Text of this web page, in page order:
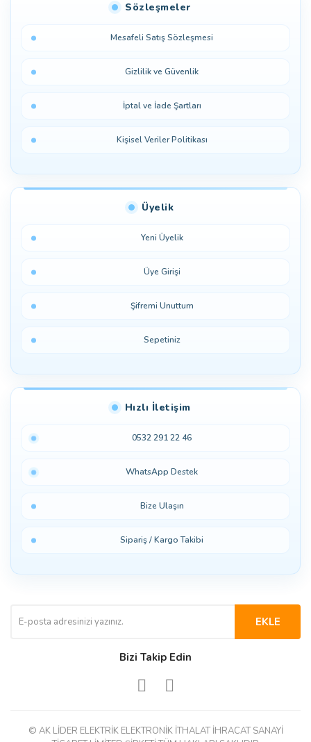
Sözleşmeler
Mesafeli Satış Sözleşmesi
Gizlilik ve Güvenlik
İptal ve İade Şartları
Kişisel Veriler Politikası
Üyelik
Yeni Üyelik
Üye Girişi
Şifremi Unuttum
Sepetiniz
Hızlı İletişim
0532 291 22 46
WhatsApp Destek
Bize Ulaşın
Sipariş / Kargo Takibi
EKLE
Bizi Takip Edin
© AK LİDER ELEKTRİK ELEKTRONİK İTHALAT İHRACAT SANAYİ